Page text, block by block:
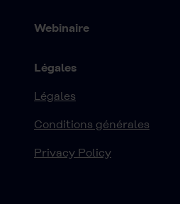
Webinaire
Légales
Légales
Conditions générales
Privacy Policy